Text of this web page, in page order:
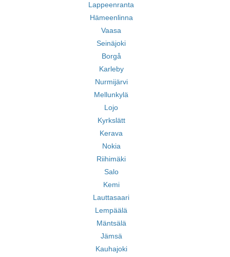
Lappeenranta
Hämeenlinna
Vaasa
Seinäjoki
Borgå
Karleby
Nurmijärvi
Mellunkylä
Lojo
Kyrkslätt
Kerava
Nokia
Riihimäki
Salo
Kemi
Lauttasaari
Lempäälä
Mäntsälä
Jämsä
Kauhajoki